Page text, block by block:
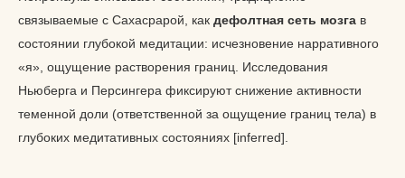
связываемые с Сахасрарой, как дефолтная сеть мозга в
состоянии глубокой медитации: исчезновение нарративного
«я», ощущение растворения границ. Исследования
Ньюберга и Персингера фиксируют снижение активности
теменной доли (ответственной за ощущение границ тела) в
глубоких медитативных состояниях [inferred].